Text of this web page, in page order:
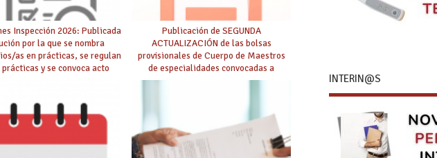
Inspección 2026: Publicada
por la que se nombra
as en prácticas, se regulan
y se convoca acto
Publicación de SEGUNDA
ACTUALIZACIÓN de las bolsas
provisionales de Cuerpo de Maestros
de especialidades convocadas a
INTERIN@S